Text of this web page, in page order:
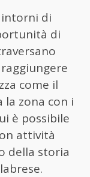
di
di
come il
la zona con i
è possibile
attività
della storia